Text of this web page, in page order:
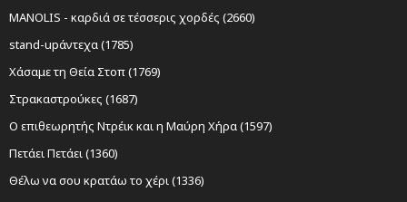
MANOLIS - καρδιά σε τέσσερις χορδές (2660)
stand-upάντεχα (1785)
Χάσαμε τη Θεία Στοπ (1769)
Στρακαστρούκες (1687)
Ο επιθεωρητής Ντρέικ και η Μαύρη Χήρα (1597)
Πετάει Πετάει (1360)
Θέλω να σου κρατάω το χέρι (1336)